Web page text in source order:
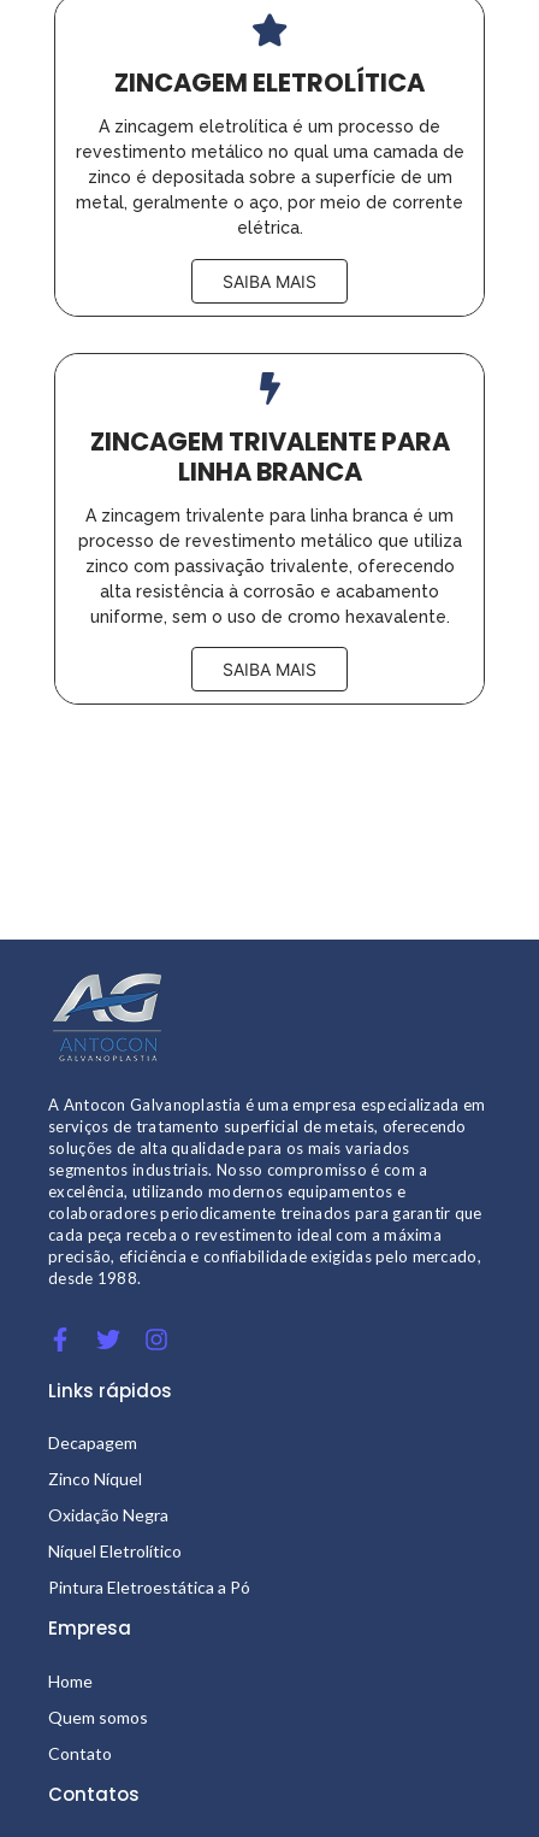
ZINCAGEM ELETROLÍTICA
A zincagem eletrolítica é um processo de
revestimento metálico no qual uma camada de
zinco é depositada sobre a superfície de um
metal, geralmente o aço, por meio de corrente
elétrica.
SAIBA MAIS
ZINCAGEM TRIVALENTE PARA
LINHA BRANCA
A zincagem trivalente para linha branca é um
processo de revestimento metálico que utiliza
zinco com passivação trivalente, oferecendo
alta resistência à corrosão e acabamento
uniforme, sem o uso de cromo hexavalente.
SAIBA MAIS
A Antocon Galvanoplastia é uma empresa especializada em
serviços de tratamento superficial de metais, oferecendo
soluções de alta qualidade para os mais variados
segmentos industriais. Nosso compromisso é com a
excelência, utilizando modernos equipamentos e
colaboradores periodicamente treinados para garantir que
cada peça receba o revestimento ideal com a máxima
precisão, eficiência e confiabilidade exigidas pelo mercado,
desde 1988.
Links rápidos
Decapagem
Zinco Níquel
Oxidação Negra
Níquel Eletrolítico
Pintura Eletroestática a Pó
Empresa
Home
Quem somos
Contato
Contatos